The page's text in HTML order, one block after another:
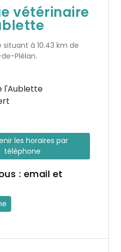
vétérinaire
situant à 10.43 km de
Plélan.
l'Aublette
les horaires par
téléphone
: email et